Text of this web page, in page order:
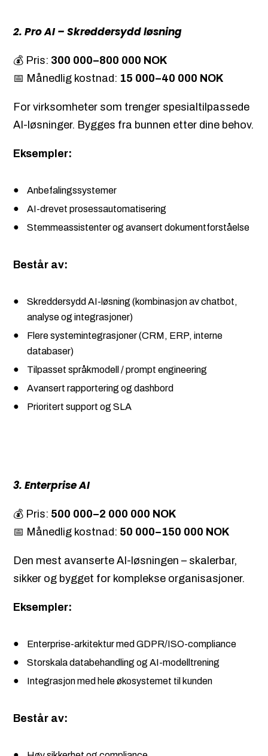
2. Pro AI – Skreddersydd løsning
💰 Pris: 300 000–800 000 NOK
📅 Månedlig kostnad: 15 000–40 000 NOK
For virksomheter som trenger spesialtilpassede
AI-løsninger. Bygges fra bunnen etter dine behov.
Eksempler:
Anbefalingssystemer
AI-drevet prosessautomatisering
Stemmeassistenter og avansert dokumentforståelse
Består av:
Skreddersydd AI-løsning (kombinasjon av chatbot,
analyse og integrasjoner)
Flere systemintegrasjoner (CRM, ERP, interne
databaser)
Tilpasset språkmodell / prompt engineering
Avansert rapportering og dashbord
Prioritert support og SLA
3. Enterprise AI
💰 Pris: 500 000–2 000 000 NOK
📅 Månedlig kostnad: 50 000–150 000 NOK
Den mest avanserte AI-løsningen – skalerbar,
sikker og bygget for komplekse organisasjoner.
Eksempler:
Enterprise-arkitektur med GDPR/ISO-compliance
Storskala databehandling og AI-modelltrening
Integrasjon med hele økosystemet til kunden
Består av: